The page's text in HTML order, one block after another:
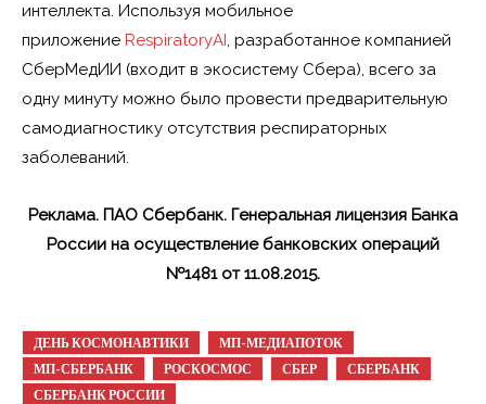
интеллекта. Используя мобильное
приложение RespiratoryAI, разработанное компанией
СберМедИИ (входит в экосистему Сбера), всего за
одну минуту можно было провести предварительную
самодиагностику отсутствия респираторных
заболеваний.
Реклама. ПАО Сбербанк. Генеральная лицензия Банка
России на осуществление банковских операций
№1481 от 11.08.2015.
ДЕНЬ КОСМОНАВТИКИ
МП-МЕДИАПОТОК
МП-СБЕРБАНК
РОСКОСМОС СБЕР
СБЕРБАНК
СБЕРБАНК РОССИИ